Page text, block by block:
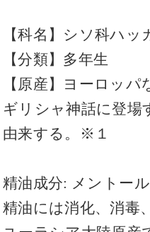
【科名】シソ科
【分類】多年生
【原産】ヨーロッパ
ギリシャ神話に登場
由来する。※１
精油成分: メントール
精油には消化、消毒